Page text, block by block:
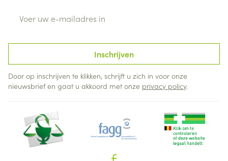
Inschrijven
Door op inschrijven te klikken, schrijft u zich in voor onze
nieuwsbrief en gaat u akkoord met onze privacy policy.